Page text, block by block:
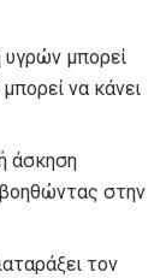
μπορεί
να κάνει
άσκηση
βοηθώντας στην
τον